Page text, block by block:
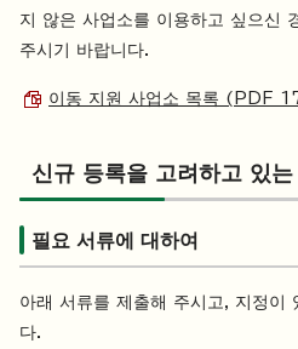
지 않은 사업소를 이용하고 싶으신
주시기 바랍니다.
이동 지원 사업소 목록 (PDF
신규 등록을 고려하고 있는
필요 서류에 대하여
아래 서류를 제출해 주시고, 지정이
다.